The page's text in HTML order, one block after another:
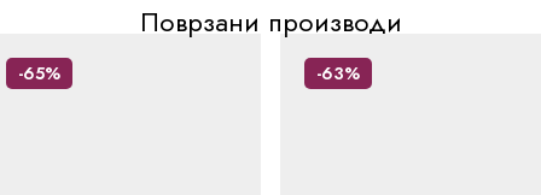
Поврзани производи
-65% -63%